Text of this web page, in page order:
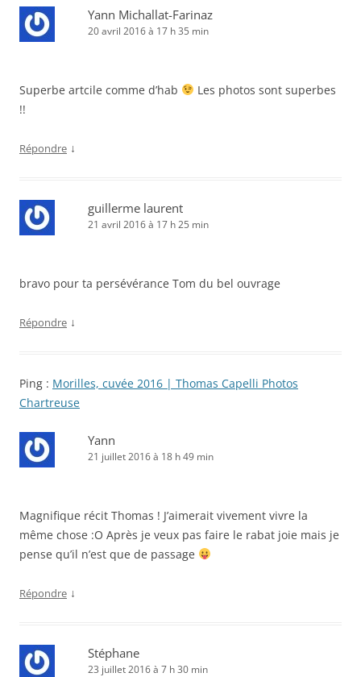
Yann Michallat-Farinaz
20 avril 2016 à 17 h 35 min
Superbe artcile comme d’hab
Les photos sont superbes
!!
Répondre ↓
guillerme laurent
21 avril 2016 à 17 h 25 min
bravo pour ta persévérance Tom du bel ouvrage
Répondre ↓
Ping : Morilles, cuvée 2016 | Thomas Capelli Photos
Chartreuse
Yann
21 juillet 2016 à 18 h 49 min
Magnifique récit Thomas ! J’aimerait vivement vivre la
même chose :O Après je veux pas faire le rabat joie mais je
pense qu’il n’est que de passage
Répondre ↓
Stéphane
23 juillet 2016 à 7 h 30 min